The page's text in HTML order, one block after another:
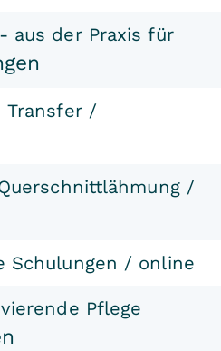
aus der Praxis für
Transfer /
/
Schulungen / online
Pflege